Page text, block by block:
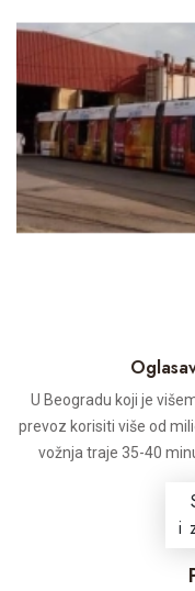
U Beogradu koji je
prevoz korisiti više od
vožnja traje 35-40
i